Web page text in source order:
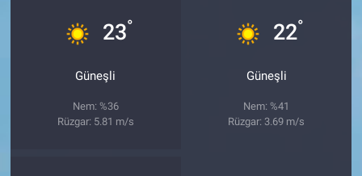
23°
Güneşli
Nem: %36
Rüzgar: 5.81 m/s
22°
Güneşli
Nem: %41
Rüzgar: 3.69 m/s